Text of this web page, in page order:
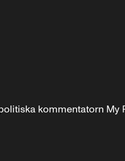
kommentatorn